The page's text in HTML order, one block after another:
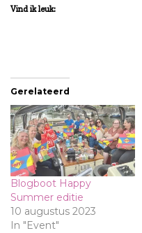
Vind ik leuk:
Gerelateerd
Blogboot Happy
Summer editie
10 augustus 2023
In "Event"